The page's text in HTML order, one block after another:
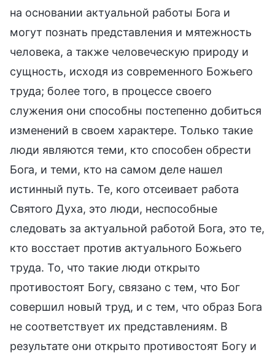
на основании актуальной работы Бога и
могут познать представления и мятежность
человека, а также человеческую природу и
сущность, исходя из современного Божьего
труда; более того, в процессе своего
служения они способны постепенно добиться
изменений в своем характере. Только такие
люди являются теми, кто способен обрести
Бога, и теми, кто на самом деле нашел
истинный путь. Те, кого отсеивает работа
Святого Духа, это люди, неспособные
следовать за актуальной работой Бога, это те,
кто восстает против актуального Божьего
труда. То, что такие люди открыто
противостоят Богу, связано с тем, что Бог
совершил новый труд, и с тем, что образ Бога
не соответствует их представлениям. В
результате они открыто противостоят Богу и